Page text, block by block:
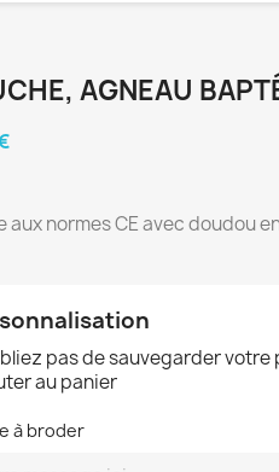
AGNEAU
aux normes CE avec doudou
pas de sauvegarder
au panier
à broder